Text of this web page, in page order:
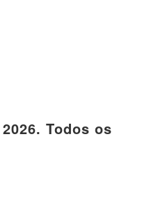
Todos os